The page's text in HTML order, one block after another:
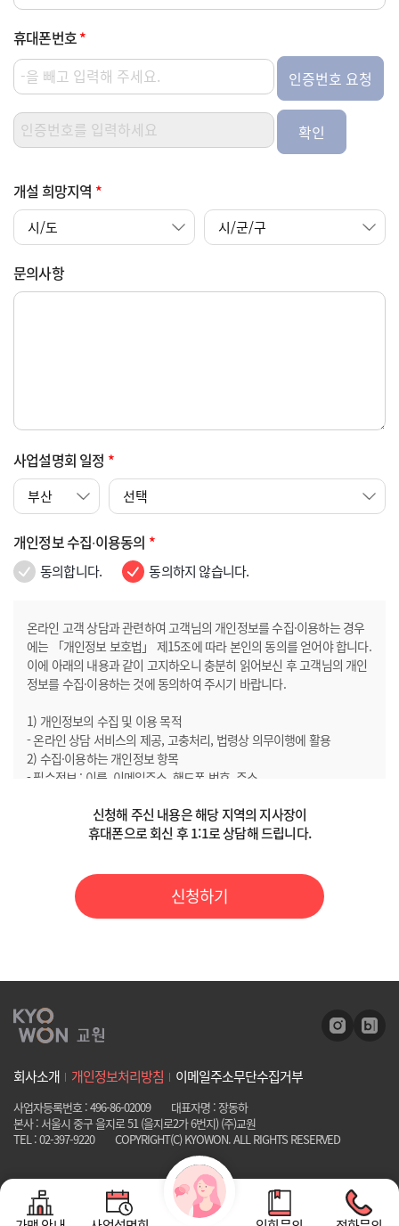
휴대폰번호*
인증번호 요청
확인
개설 희망지역 *
문의사항
사업설명회 일정 *
개인정보 수집∙이용동의 *
동의합니다. 동의하지 않습니다.
온라인 고객 상담과 관련하여 고객님의 개인정보를 수집·이용하는 경우
에는 「개인정보 보호법」 제15조에 따라 본인의 동의를 얻어야 합니다.
이에 아래의 내용과 같이 고지하오니 충분히 읽어보신 후 고객님의 개인
정보를 수집·이용하는 것에 동의하여 주시기 바랍니다.
1) 개인정보의 수집 및 이용 목적
- 온라인 상담 서비스의 제공, 고충처리, 법령상 의무이행에 활용
2) 수집·이용하는 개인정보 항목
- 필수정보 : 이름, 이메일주소, 핸드폰 번호, 주소
- 온라인 상담 신청일로부터 1개월까지
4) 거부권 및 거부 시 불이익
로, 동의하지 않으실 경우 상담 신청이 불가함을 알려드립니다.
위 개인정보 중 필수적 정보의 수집/이용에 관한 동의는 온라인 상담 제
신청해 주신 내용은 해당 지역의 지사장이
휴대폰으로 회신 후 1:1로 상담해 드립니다.
신청하기
회사소개 개인정보처리방침 이메일주소무단수집거부
사업자등록번호 : 496-86-02009
대표자명 : 장동하
본사 : 서울시 중구 을지로 51 (을지로2가 6번지) (주)교원
TEL : 02-397-9220
COPYRIGHT(C) KYOWON. ALL RIGHTS RESERVED